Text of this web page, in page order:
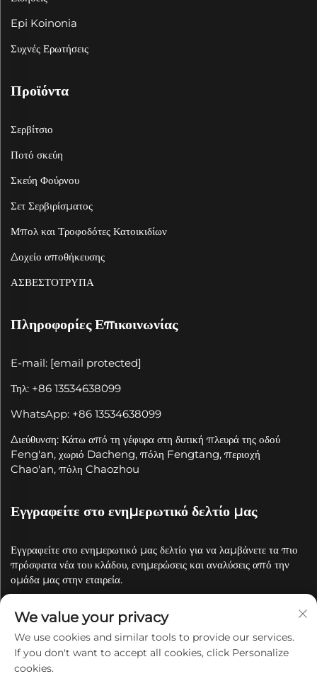
Epi Koinonia
Συχνές Ερωτήσεις
Προϊόντα
Σερβίτσιο
Ποτό σκεύη
Σκεύη Φούρνου
Σετ Σερβιρίσματος
Μπολ και Τροφοδότες Κατοικιδίων
Δοχείο αποθήκευσης
ΑΣΒΕΣΤΟΤΡΥΠΑ
Πληροφορίες Επικοινωνίας
E-mail: [email protected]
Τηλ: +86 13534638099
WhatsApp: +86 13534638099
Διεύθυνση: Κάτω από τη γέφυρα στη δυτική πλευρά της οδού
Feng'an, χωριό Dacheng, πόλη Fengtang, περιοχή
Chao'an, πόλη Chaozhou
Εγγραφείτε στο ενημερωτικό δελτίο μας
Εγγραφείτε στο ενημερωτικό μας δελτίο για να λαμβάνετε τα πιο
πρόσφατα νέα του κλάδου, ενημερώσεις και αναλύσεις από την
ομάδα μας στην εταιρεία.
Πνευματικά δικαιώματα © 2025 από την Chaozhou Qianyue
Ceramics Co., Ltd.
We value your privacy
We use cookies and similar tools to provide our services.
If you don't want to accept all cookies, click Personalize
cookies.